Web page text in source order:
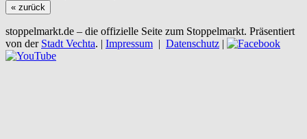
« zurück
stoppelmarkt.de – die offizielle Seite zum Stoppelmarkt. Präsentiert
von der Stadt Vechta. | Impressum | Datenschutz |